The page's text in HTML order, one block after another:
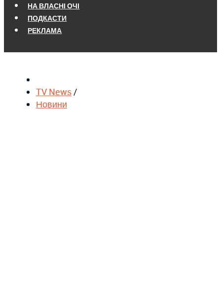
НА ВЛАСНІ ОЧІ
ПОДКАСТИ
РЕКЛАМА
TV News/
Новини